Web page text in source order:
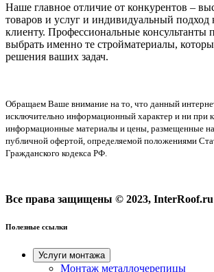
Наше главное отличие от конкурентов –
товаров и услуг и индивидуальный подход
клиенту. Профессиональные консультанты
выбрать именно те стройматериалы,
решения ваших задач.
Обращаем Ваше внимание на то, что данный
исключительно информационный характер и ни при
информационные материалы и цены, размещенные на
публичной офертой, определяемой положениями
Гражданского кодекса РФ.
Все права защищены © 2023, InterRoof.ru
Полезные ссылки
Услуги монтажа
Монтаж металлочерепицы